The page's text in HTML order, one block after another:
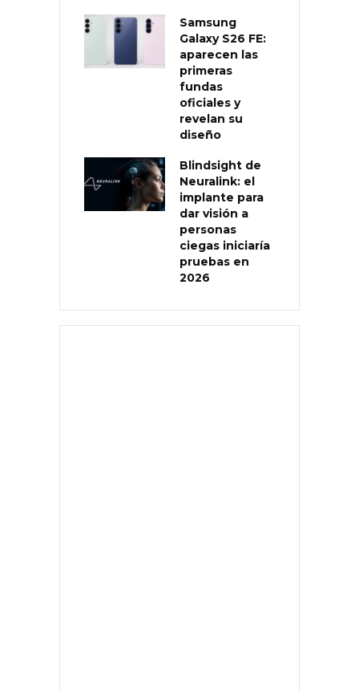
Samsung
Galaxy S26 FE:
aparecen las
primeras
fundas
oficiales y
revelan su
diseño
Blindsight de
Neuralink: el
implante para
dar visión a
personas
ciegas iniciaría
pruebas en
2026